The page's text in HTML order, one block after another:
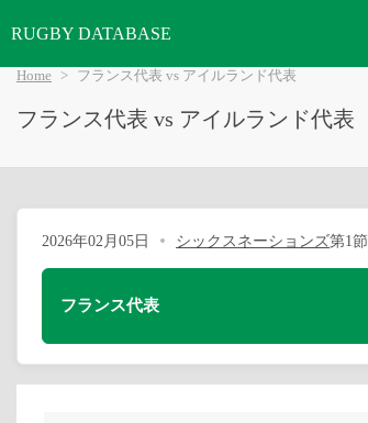
RUGBY DATABASE
Home フランス代表 vs アイルランド代表
フランス代表 vs アイルランド代表
2026年02月05日 シックスネーションズ第1節
フランス代表